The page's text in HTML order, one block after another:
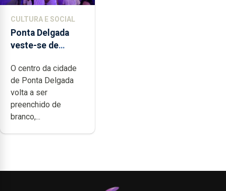
CULTURA E SOCIAL
Ponta Delgada
veste-se de
O centro da cidade
de Ponta Delgada
volta a ser
preenchido de
branco,...